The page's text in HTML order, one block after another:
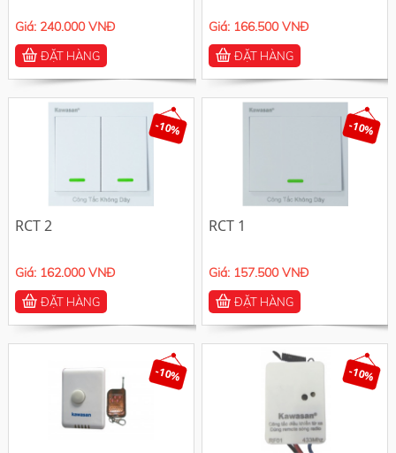
Giá: 240.000 VNĐ
ĐẶT HÀNG
Giá: 166.500 VNĐ
ĐẶT HÀNG
-10%
RCT 2
Giá: 162.000 VNĐ
ĐẶT HÀNG
-10%
RCT 1
Giá: 157.500 VNĐ
ĐẶT HÀNG
-10% -10%